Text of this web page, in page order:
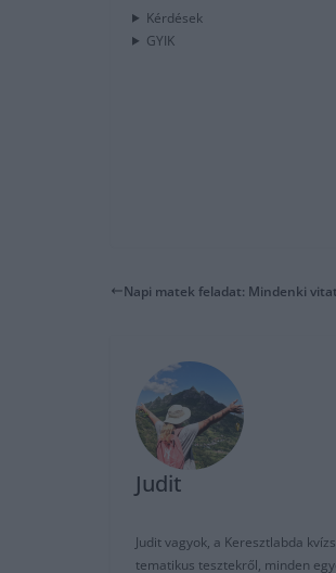
Kérdések
GYIK
Napi matek feladat: Mindenki
Judit
Judit vagyok, a Keresztlabda
tematikus tesztekről, minden